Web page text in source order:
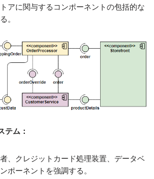
アに関与するコンポーネントの包括的な
。
テム：
、クレジットカード処理装置、データベ
ポーネントを強調する。